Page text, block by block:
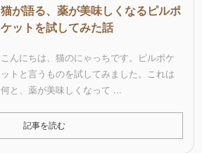
猫が語る、薬が美味しくなるピルポ
ケットを試してみた話
こんにちは、猫のにゃっちです。ピルポケ
ットと言うものを試してみました。これは
何と、薬が美味しくなって ...
記事を読む